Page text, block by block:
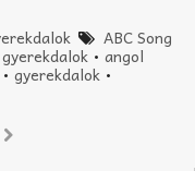
ABC Song
• angol
• gyerekdalok •